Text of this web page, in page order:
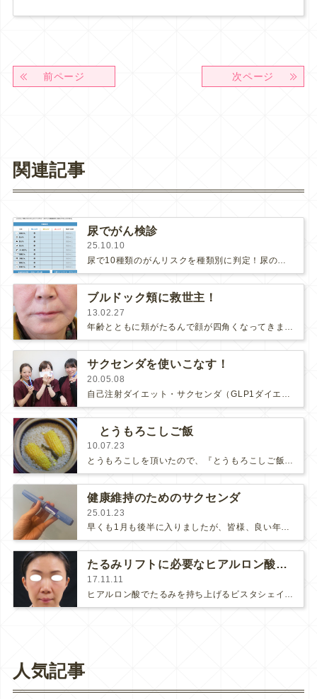
前ページ 次ページ
関連記事
尿でがん検診
25.10.10
尿で10種類のがんリスクを種類別に判定！尿のマイクロRNAを調べてがんのリスクを判定するマイシグナルを導入しまして、私も早速、検…
ブルドック頬に救世主！
13.02.27
年齢とともに頬がたるんで顔が四角くなってきますね(´▽｀；)ゞたるみには糸で引っ張り上げる『１DAYリフト』が効果的です♪こ…
サクセンダを使いこなす！
20.05.08
とうもろこしご飯
10.07.23
とうもろこしを頂いたので、『とうもろこしご飯』にしました。玄米に昆布を入れて、とうもろこしを豪快に１本！と思ったのですが、…
健康維持のためのサクセンダ
25.01.23
早くも1月も後半に入りましたが、皆様、良い年末年始をお過ごしになりましたか？今年も年明け早々からLAの大火事など色々な出来事が…
たるみリフトに必要なヒアルロン酸の本数は？
17.11.11
人気記事